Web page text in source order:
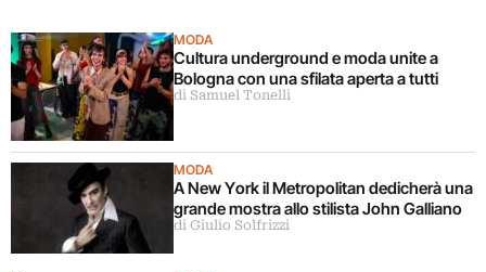
MODA
Cultura underground e moda unite a
Bologna con una sfilata aperta a tutti
di Samuel Tonelli
MODA
A New York il Metropolitan dedicherà una
grande mostra allo stilista John Galliano
di Giulio Solfrizzi